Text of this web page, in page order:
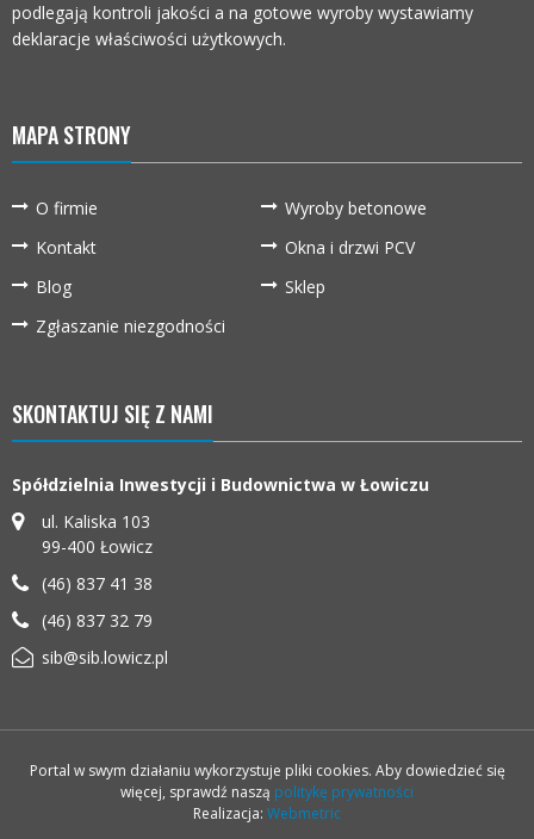
podlegają kontroli jakości a na gotowe wyroby wystawiamy
deklaracje właściwości użytkowych.
MAPA STRONY
O firmie
Wyroby betonowe
Kontakt
Okna i drzwi PCV
Blog
Sklep
Zgłaszanie niezgodności
SKONTAKTUJ SIĘ Z NAMI
Spółdzielnia Inwestycji i Budownictwa w Łowiczu
ul. Kaliska 103
99-400 Łowicz
(46) 837 41 38
(46) 837 32 79
sib@sib.lowicz.pl
Portal w swym działaniu wykorzystuje pliki cookies. Aby dowiedzieć się
więcej, sprawdź naszą politykę prywatności
Realizacja: Webmetric